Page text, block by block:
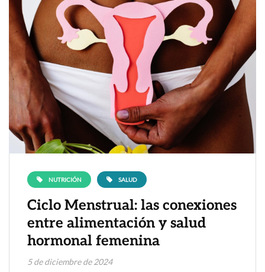
NUTRICIÓN SALUD
Ciclo Menstrual: las conexiones
entre alimentación y salud
hormonal femenina
5 de diciembre de 2024